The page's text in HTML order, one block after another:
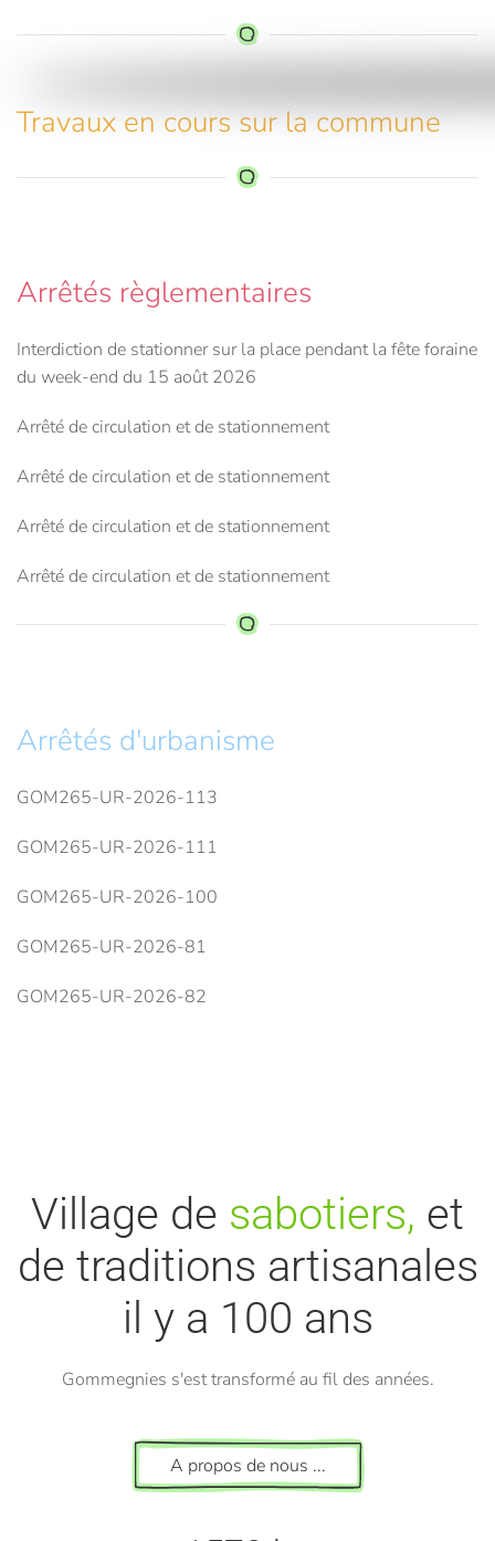
Travaux en cours sur la commune
Arrêtés règlementaires
Interdiction de stationner sur la place pendant la fête foraine
du week-end du 15 août 2026
Arrêté de circulation et de stationnement
Arrêté de circulation et de stationnement
Arrêté de circulation et de stationnement
Arrêté de circulation et de stationnement
Arrêtés d'urbanisme
GOM265-UR-2026-113
GOM265-UR-2026-111
GOM265-UR-2026-100
GOM265-UR-2026-81
GOM265-UR-2026-82
Village de sabotiers, et
de traditions artisanales
il y a 100 ans
Gommegnies s'est transformé au fil des années.
A propos de nous ...